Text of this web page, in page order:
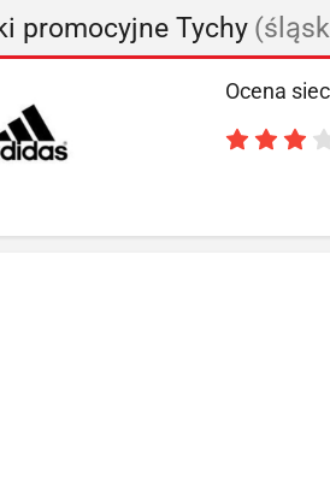
promocyjne Tychy
Ocena